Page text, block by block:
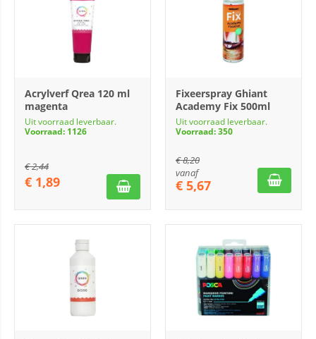
Acrylverf Qrea 120 ml
magenta
Uit voorraad leverbaar.
Voorraad: 1126
€2,44
€ 1,89
Fixeerspray Ghiant
Academy Fix 500ml
Uit voorraad leverbaar.
Voorraad: 350
€8,20
vanaf
€ 5,67